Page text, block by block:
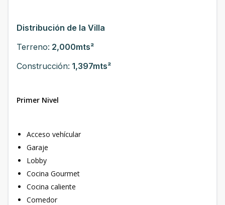
Distribución de la Villa
Terreno: 2,000mts²
Construcción: 1,397mts²
Primer Nivel
Acceso vehícular
Garaje
Lobby
Cocina Gourmet
Cocina caliente
Comedor